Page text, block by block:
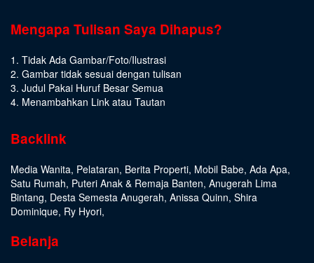
Mengapa Tulisan Saya Dihapus?
1. Tidak Ada Gambar/Foto/Ilustrasi
2. Gambar tidak sesuai dengan tulisan
3. Judul Pakai Huruf Besar Semua
4. Menambahkan Link atau Tautan
Backlink
Media Wanita, Pelataran, Berita Properti, Mobil Babe, Ada Apa,
Satu Rumah, Puteri Anak & Remaja Banten, Anugerah Lima
Bintang, Desta Semesta Anugerah, Anissa Quinn, Shira
Dominique, Ry Hyori,
Belanja